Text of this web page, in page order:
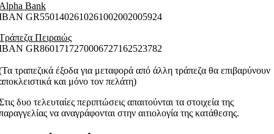
Bank
GR5501402610261002002005924
Πειραιώς
GR8601717270006727162523782
τραπεζικά έξοδα για μεταφορά από άλλη τράπεζα θα επιβαρύνουν
και μόνο τον πελάτη)
δυο τελευταίες περιπτώσεις απαιτούνται τα στοιχεία της
να αναγράφονται στην αιτιολογία της κατάθεσης.